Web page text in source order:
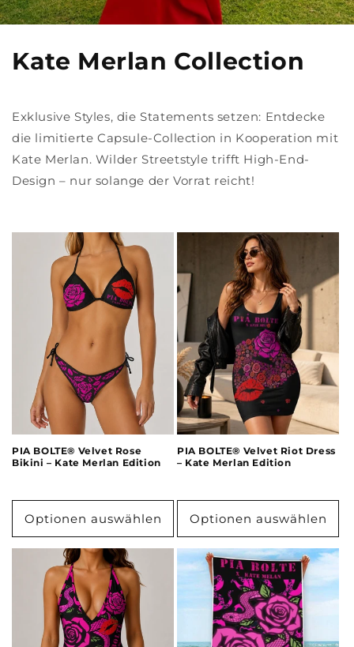
Kate Merlan Collection
Exklusive Styles, die Statements setzen: Entdecke
die limitierte Capsule-Collection in Kooperation mit
Kate Merlan. Wilder Streetstyle trifft High-End-
Design – nur solange der Vorrat reicht!
PIA BOLTE® Velvet Rose
Bikini – Kate Merlan Edition
Optionen auswählen
PIA BOLTE® Velvet Riot Dress
– Kate Merlan Edition
Optionen auswählen